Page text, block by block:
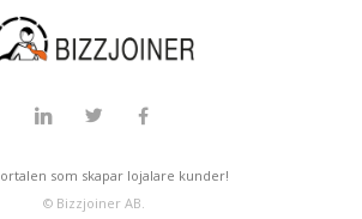
som skapar lojalare kunder!
© Bizzjoiner AB.